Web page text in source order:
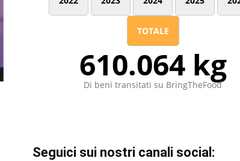
TOTALE
610.064 kg
Di beni transitati su BringTheFood
Seguici sui nostri canali social: